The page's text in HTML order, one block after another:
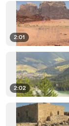
2:01
2:02